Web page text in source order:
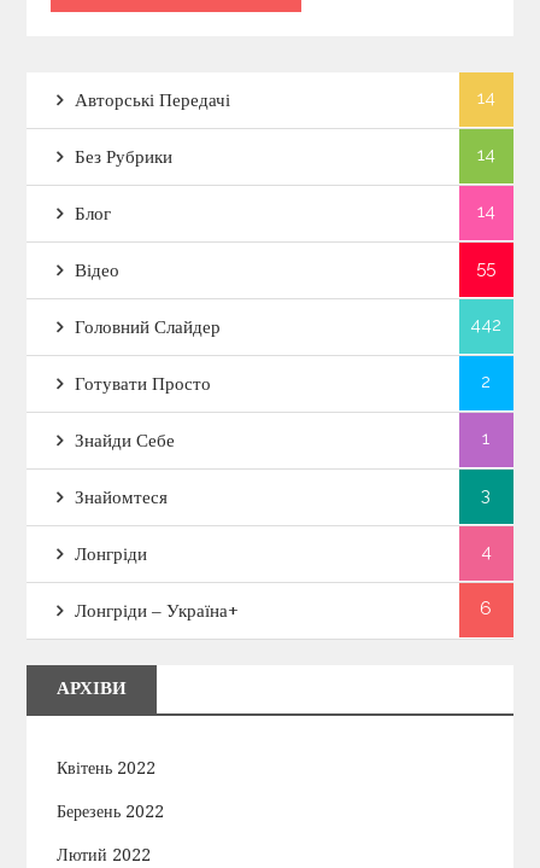
Авторські Передачі 14
Без Рубрики 14
Блог 14
Відео 55
Головний Слайдер 442
Готувати Просто 2
Знайди Себе 1
Знайомтеся 3
Лонгріди 4
Лонгріди – Україна+ 6
АРХІВИ
Квітень 2022
Березень 2022
Лютий 2022